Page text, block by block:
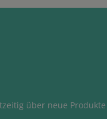
über neue